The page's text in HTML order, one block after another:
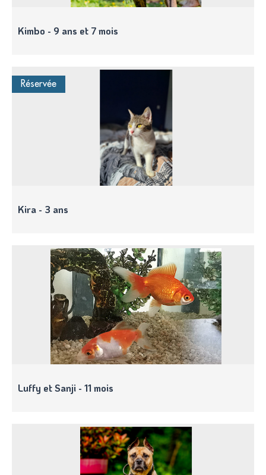
Kimbo - 9 ans et 7 mois
Réservée
Kira - 3 ans
Luffy et Sanji - 11 mois